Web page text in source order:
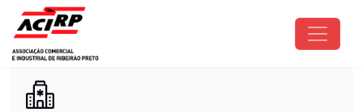
Pular para o conteúdo principal
ACIRP - Associação Comercial